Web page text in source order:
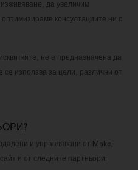
да увеличим
консултациите ни с
не е предназначена да
се използва за цели, различни от
и управлявани от Make,
и от следните партньори: